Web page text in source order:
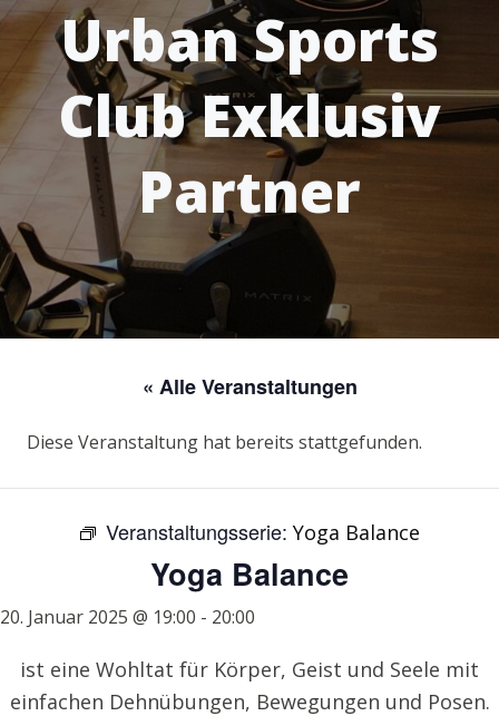
Urban Sports
Club Exklusiv
Partner
« Alle Veranstaltungen
Diese Veranstaltung hat bereits stattgefunden.
Veranstaltungsserie: Yoga Balance
Yoga Balance
20. Januar 2025 @ 19:00 - 20:00
ist eine Wohltat für Körper, Geist und Seele mit
einfachen Dehnübungen, Bewegungen und Posen.